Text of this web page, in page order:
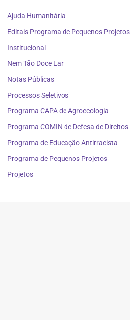
Ajuda Humanitária
Editais Programa de Pequenos Projetos
Institucional
Nem Tão Doce Lar
Notas Públicas
Processos Seletivos
Programa CAPA de Agroecologia
Programa COMIN de Defesa de Direitos
Programa de Educação Antirracista
Programa de Pequenos Projetos
Projetos